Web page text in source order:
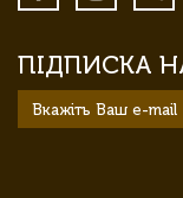
ПІДПИСКА